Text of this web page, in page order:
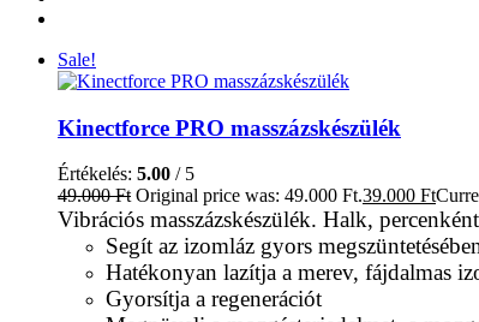
Sale!
Kinectforce PRO masszázskészülék
Értékelés: 5.00 / 5
49.000Ft Original price was: 49.000 Ft.39.000 Ft
Vibrációs masszázskészülék. Halk,
Segít az izomláz gyors
Hatékonyan lazítja a merev, fájdalmas
Gyorsítja a regenerációt